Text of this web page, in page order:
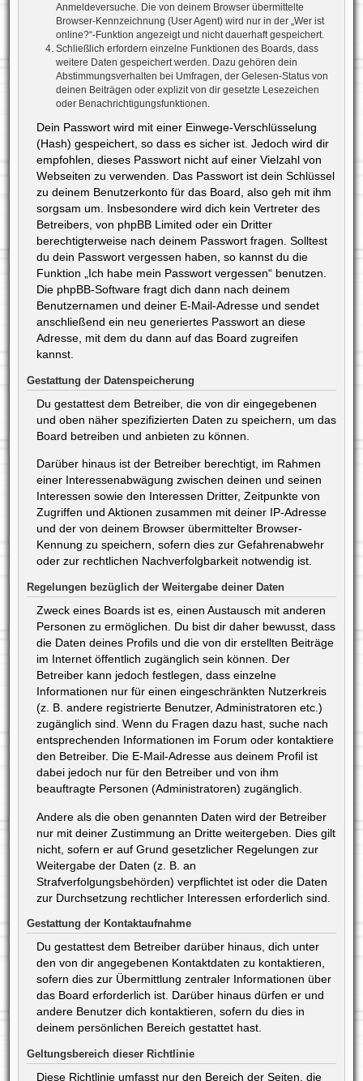
Anmeldeversuche. Die von deinem Browser übermittelte
Browser-Kennzeichnung (User Agent) wird nur in der „Wer ist
online?“-Funktion angezeigt und nicht dauerhaft gespeichert.
Schließlich erfordern einzelne Funktionen des Boards, dass
weitere Daten gespeichert werden. Dazu gehören dein
Abstimmungsverhalten bei Umfragen, der Gelesen-Status von
deinen Beiträgen oder explizit von dir gesetzte Lesezeichen
oder Benachrichtigungsfunktionen.
Dein Passwort wird mit einer Einwege-Verschlüsselung
(Hash) gespeichert, so dass es sicher ist. Jedoch wird dir
empfohlen, dieses Passwort nicht auf einer Vielzahl von
Webseiten zu verwenden. Das Passwort ist dein Schlüssel
zu deinem Benutzerkonto für das Board, also geh mit ihm
sorgsam um. Insbesondere wird dich kein Vertreter des
Betreibers, von phpBB Limited oder ein Dritter
berechtigterweise nach deinem Passwort fragen. Solltest
du dein Passwort vergessen haben, so kannst du die
Funktion „Ich habe mein Passwort vergessen“ benutzen.
Die phpBB-Software fragt dich dann nach deinem
Benutzernamen und deiner E-Mail-Adresse und sendet
anschließend ein neu generiertes Passwort an diese
Adresse, mit dem du dann auf das Board zugreifen
kannst.
Gestattung der Datenspeicherung
Du gestattest dem Betreiber, die von dir eingegebenen
und oben näher spezifizierten Daten zu speichern, um das
Board betreiben und anbieten zu können.
Darüber hinaus ist der Betreiber berechtigt, im Rahmen
einer Interessenabwägung zwischen deinen und seinen
Interessen sowie den Interessen Dritter, Zeitpunkte von
Zugriffen und Aktionen zusammen mit deiner IP-Adresse
und der von deinem Browser übermittelter Browser-
Kennung zu speichern, sofern dies zur Gefahrenabwehr
oder zur rechtlichen Nachverfolgbarkeit notwendig ist.
Regelungen bezüglich der Weitergabe deiner Daten
Zweck eines Boards ist es, einen Austausch mit anderen
Personen zu ermöglichen. Du bist dir daher bewusst, dass
die Daten deines Profils und die von dir erstellten Beiträge
im Internet öffentlich zugänglich sein können. Der
Betreiber kann jedoch festlegen, dass einzelne
Informationen nur für einen eingeschränkten Nutzerkreis
(z. B. andere registrierte Benutzer, Administratoren etc.)
zugänglich sind. Wenn du Fragen dazu hast, suche nach
entsprechenden Informationen im Forum oder kontaktiere
den Betreiber. Die E-Mail-Adresse aus deinem Profil ist
dabei jedoch nur für den Betreiber und von ihm
beauftragte Personen (Administratoren) zugänglich.
Andere als die oben genannten Daten wird der Betreiber
nur mit deiner Zustimmung an Dritte weitergeben. Dies gilt
nicht, sofern er auf Grund gesetzlicher Regelungen zur
Weitergabe der Daten (z. B. an
Strafverfolgungsbehörden) verpflichtet ist oder die Daten
zur Durchsetzung rechtlicher Interessen erforderlich sind.
Gestattung der Kontaktaufnahme
Du gestattest dem Betreiber darüber hinaus, dich unter
den von dir angegebenen Kontaktdaten zu kontaktieren,
sofern dies zur Übermittlung zentraler Informationen über
das Board erforderlich ist. Darüber hinaus dürfen er und
andere Benutzer dich kontaktieren, sofern du dies in
deinem persönlichen Bereich gestattet hast.
Geltungsbereich dieser Richtlinie
Diese Richtlinie umfasst nur den Bereich der Seiten, die